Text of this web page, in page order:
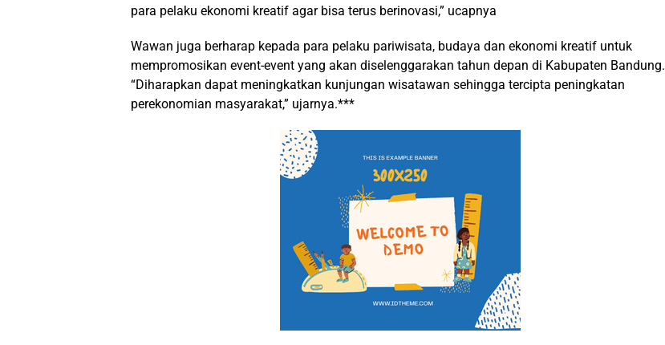
para pelaku ekonomi kreatif agar bisa terus berinovasi,” ucapnya
Wawan juga berharap kepada para pelaku pariwisata, budaya dan ekonomi kreatif untuk
mempromosikan event-event yang akan diselenggarakan tahun depan di Kabupaten Bandung.
“Diharapkan dapat meningkatkan kunjungan wisatawan sehingga tercipta peningkatan
perekonomian masyarakat,” ujarnya.***